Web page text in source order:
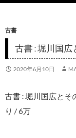
ツ
ス
ッ
古書
古書 : 堀川国
2020年6月10日
古書 : 堀川国広とそ
り / 6万